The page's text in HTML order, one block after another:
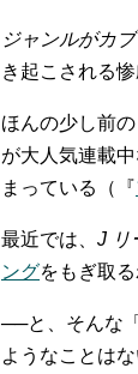
ジャンルがカ
き起こされる
ほんの少し前
が大人気連載中
まっている（『
最近では、 J リ
ングをもぎ取
──と、そんな
ようなことは